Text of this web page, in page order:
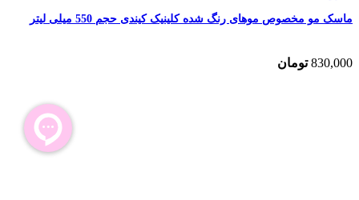
ماسک مو مخصوص موهای رنگ شده کلینیک کیندی حجم 550 میلی لیتر
830,000 تومان